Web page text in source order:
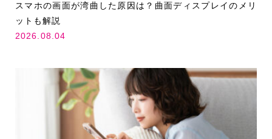
スマホの画面が湾曲した原因は？曲面ディスプレイのメリ
ットも解説
2026.08.04